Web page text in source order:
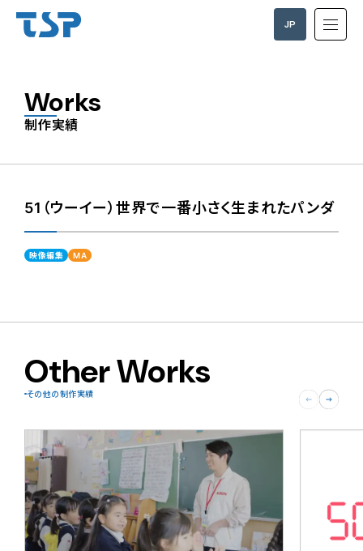
JP
Works
制作実績
51（ウーイー）世界で一番小さく生まれたパンダ
映像編集 MA
Other Works
その他の制作実績